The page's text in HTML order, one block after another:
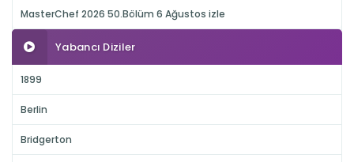
MasterChef 2026 50.Bölüm 6 Ağustos izle
Yabancı Diziler
1899
Berlin
Bridgerton